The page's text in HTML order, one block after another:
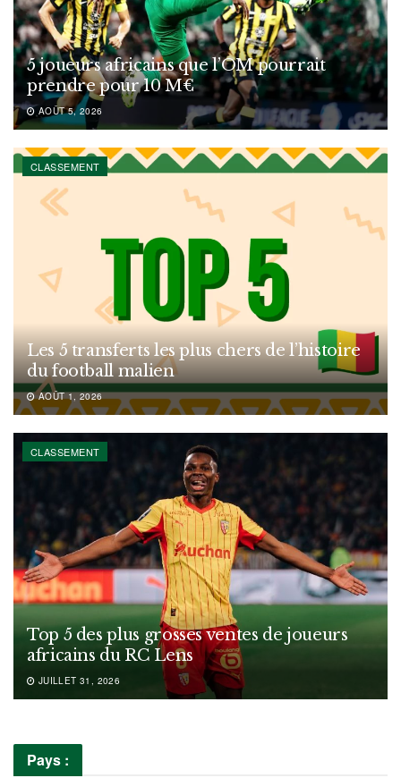
5 joueurs africains que l’OM pourrait
prendre pour 10 M€
AOÛT 5, 2026
CLASSEMENT
Les 5 transferts les plus chers de l’histoire
du football malien
AOÛT 1, 2026
CLASSEMENT
Top 5 des plus grosses ventes de joueurs
africains du RC Lens
JUILLET 31, 2026
Pays :